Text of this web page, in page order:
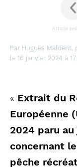
Article
Par Hugues Maldent,
le 16 janvier 2024 à
« Extrait du
Européenne
2024 paru
concernant
pêche